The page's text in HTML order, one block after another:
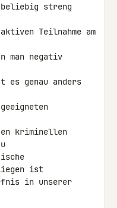
beliebig streng
Teilnahme am
man negativ
genau anders
kriminellen
ist
in unserer